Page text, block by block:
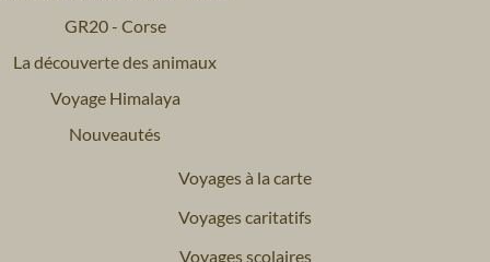
GR20 - Corse
La découverte des animaux
Voyage Himalaya
Nouveautés
Voyages à la carte
Voyages caritatifs
Voyages scolaires